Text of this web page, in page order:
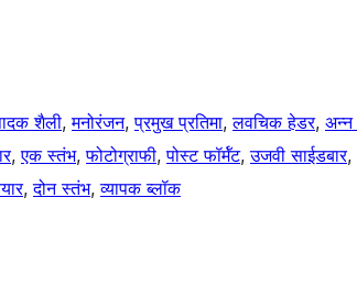
शैली, मनोरंजन, प्रमुख प्रतिमा, लवचिक हेडर,
, एक स्तंभ, फोटोग्राफी, पोस्ट फॉर्मॅट, उजवी साईडबार,
, दोन स्तंभ, व्यापक ब्लॉक